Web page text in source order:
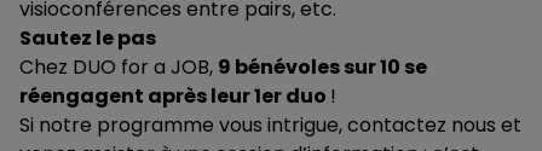
visioconférences entre pairs, etc.
Sautez le pas
Chez DUO for a JOB, 9 bénévoles sur 10 se
réengagent après leur 1er duo !
Si notre programme vous intrigue, contactez nous et